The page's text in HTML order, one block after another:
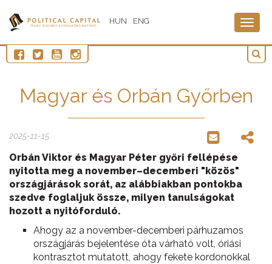
HUN ENG
Magyar és Orbán Győrben
2025-11-15
Orbán Viktor és Magyar Péter győri fellépése
nyitotta meg a november–decemberi "közös"
országjárások sorát, az alábbiakban pontokba
szedve foglaljuk össze, milyen tanulságokat
hozott a nyitóforduló.
Ahogy az a november-decemberi párhuzamos
országjárás bejelentése óta várható volt, óriási
kontrasztot mutatott, ahogy fekete kordonokkal